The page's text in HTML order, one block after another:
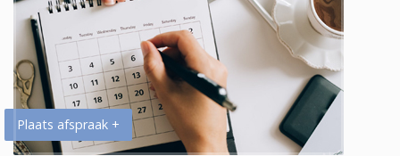
Plaats afspraak +